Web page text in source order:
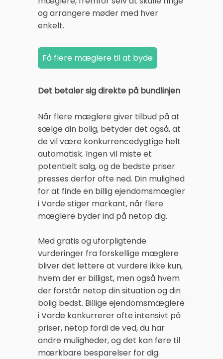
og arrangere møder med hver
enkelt.
Det betaler sig direkte på bundlinjen
Når flere mæglere giver tilbud på at
sælge din bolig, betyder det også, at
de vil være konkurrencedygtige helt
automatisk. Ingen vil miste et
potentielt salg, og de bedste priser
presses derfor ofte ned. Din mulighed
for at finde en billig ejendomsmægler
i Varde stiger markant, når flere
mæglere byder ind på netop dig.
Med gratis og uforpligtende
vurderinger fra forskellige mæglere
bliver det lettere at vurdere ikke kun,
hvem der er billigst, men også hvem
der forstår netop din situation og din
bolig bedst. Billige ejendomsmæglere
i Varde konkurrerer ofte intensivt på
priser, netop fordi de ved, du har
andre muligheder, og det kan føre til
mærkbare besparelser for dig.